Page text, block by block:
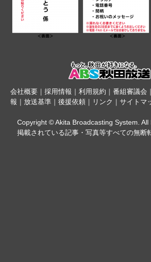
会社概要｜ 採用情報 ｜ 利用規約 ｜ 番組審議会 ｜
報 ｜ 放送基準 ｜ 後援依頼 ｜ リンク ｜ サイトマ
Copyright © Akita Broadcasting System. All
掲載されている記事・写真等すべての無断